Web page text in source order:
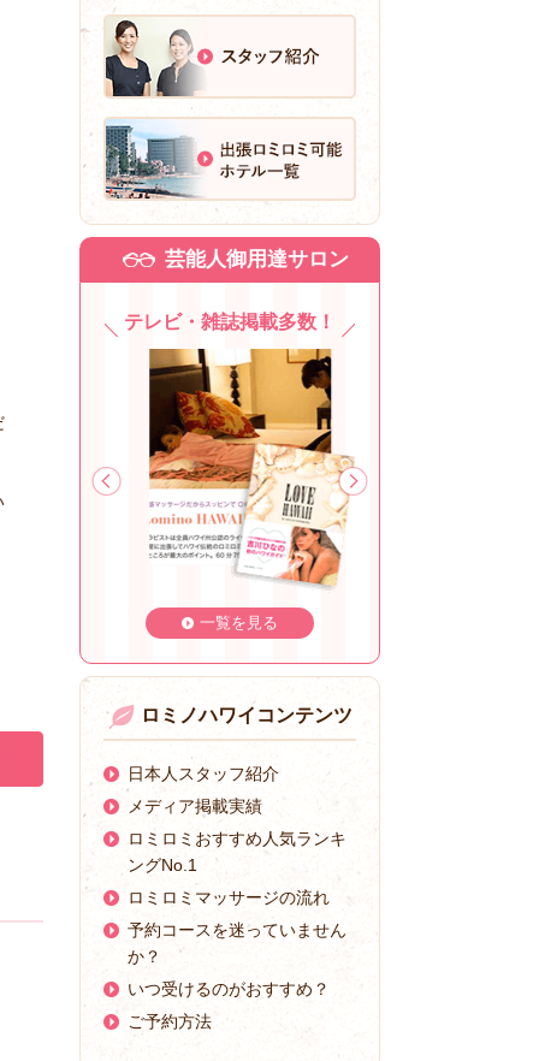
芸能人御用達サロン
テレビ・雑誌掲載多数！
一覧を見る
ロミノハワイコンテンツ
日本人スタッフ紹介
メディア掲載実績
ロミロミおすすめ人気ランキ
ングNo.1
ロミロミマッサージの流れ
予約コースを迷っていません
か？
いつ受けるのがおすすめ？
ご予約方法